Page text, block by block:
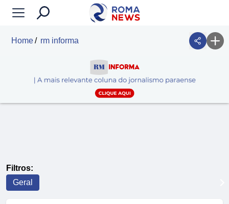
Home rm informa
Filtros:
Geral